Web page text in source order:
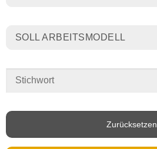
SOLL ARBEITSMODELL
Zurücksetzen